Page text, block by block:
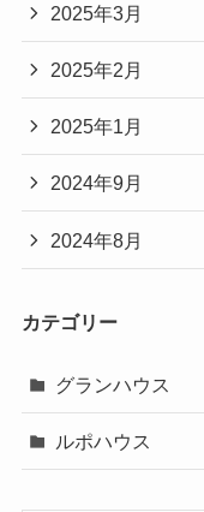
2025年3月
2025年2月
2025年1月
2024年9月
2024年8月
カテゴリー
グランハウス
ルポハウス